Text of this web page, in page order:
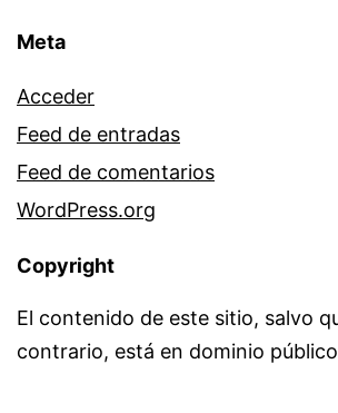
Meta
Acceder
Feed de entradas
Feed de comentarios
WordPress.org
Copyright
El contenido de este sitio, salvo
contrario, está en dominio